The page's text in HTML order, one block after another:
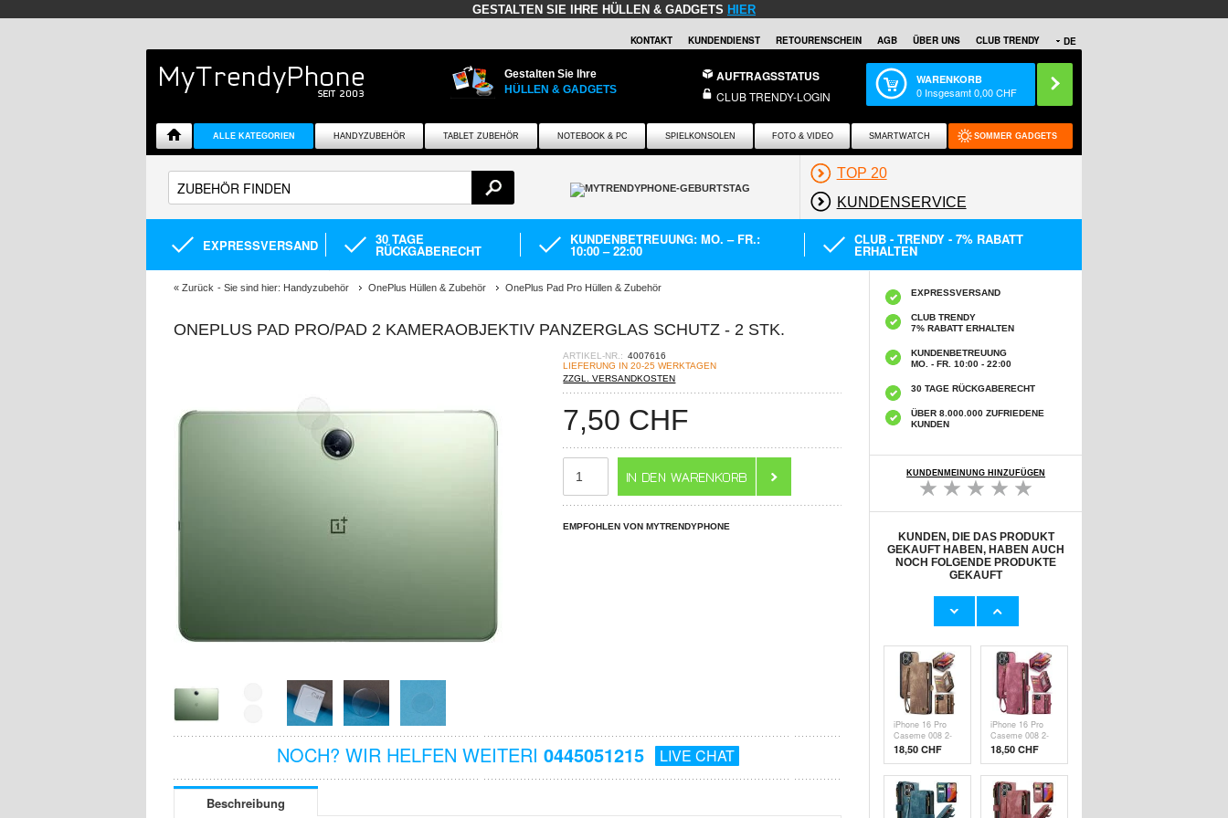
GESTALTEN SIE IHRE HÜLLEN & GADGETS HIER
DE
KONTAKT KUNDENDIENST RETOURENSCHEIN AGB ÜBER UNS CLUB TRENDY
Gestalten Sie Ihre
HÜLLEN & GADGETS
AUFTRAGSSTATUS
CLUB TRENDY-LOGIN
WARENKORB
0 Insgesamt0,00CHF
ALLE KATEGORIEN HANDYZUBEHÖR TABLET ZUBEHÖR NOTEBOOK & PC SPIELKONSOLEN FOTO & VIDEO SMARTWATCH SOMMER GADGETS
TOP 20
KUNDENSERVICE
EXPRESSVERSAND 30 TAGE
RÜCKGABERECHT
KUNDENBETREUUNG: MO. – FR.:
10:00 – 22:00
CLUB - TRENDY - 7% RABATT
ERHALTEN
« Zurück - Sie sind hier: Handyzubehör OnePlus Hüllen & Zubehör OnePlus Pad Pro Hüllen & Zubehör
ONEPLUS PAD PRO/PAD 2 KAMERAOBJEKTIV PANZERGLAS SCHUTZ - 2 STK.
ARTIKEL-NR.: 4007616
LIEFERUNG IN 20-25 WERKTAGEN
ZZGL. VERSANDKOSTEN
7,50 CHF
EMPFOHLEN VON MYTRENDYPHONE
NOCH? WIR HELFEN WEITERI 0445051215 LIVE CHAT
Beschreibung
EXPRESSVERSAND
CLUB TRENDY
7% RABATT ERHALTEN
KUNDENBETREUUNG
MO. - FR. 10:00 - 22:00
30 TAGE RÜCKGABERECHT
ÜBER 8.000.000 ZUFRIEDENE
KUNDEN
KUNDENMEINUNG HINZUFÜGEN
KUNDEN, DIE DAS PRODUKT
GEKAUFT HABEN, HABEN AUCH
NOCH FOLGENDE PRODUKTE
GEKAUFT
OnePlus Pad 2
Case Friendly -
Durchsichtig
OnePlus Pad 2
Smart Folio Hülle
- Grün
15,20 CHF
iPhone 16 Pro
Caseme 008 2-
in-1
Multifunktions
Wallet Hülle -
Braun
18,50 CHF
iPhone 16 Pro
Caseme 008 2-
in-1
Multifunktions
Wallet Hülle -
Rot
18,50 CHF